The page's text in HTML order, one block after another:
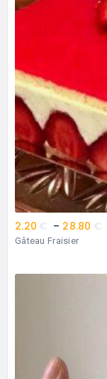
Gâteau Fraisier
2.20 € – 28.80 €